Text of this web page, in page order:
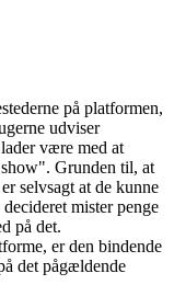
på platformen,
udviser
være med at
Grunden til, at
selvsagt at de kunne
mister penge
på det.
er den bindende
det pågældende